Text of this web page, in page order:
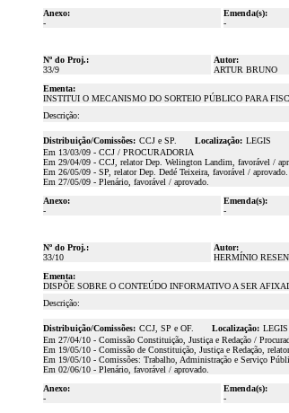
Anexo:
-
Emenda(s):
-
Nº do Proj.:
33/9
Autor:
ARTUR BRUNO
Ementa:
INSTITUI O MECANISMO DO SORTEIO PÚBLICO PARA
Descrição:
Distribuição/Comissões: CCJ e SP. Localização: LEGIS
Em 13/03/09 - CCJ / PROCURADORIA
Em 29/04/09 - CCJ, relator Dep. Welington Landim, favorável /
Em 26/05/09 - SP, relator Dep. Dedé Teixeira, favorável / aprovado.
Em 27/05/09 - Plenário, favorável / aprovado.
Anexo:
-
Emenda(s):
-
Nº do Proj.:
33/10
Autor:
HERMÍNIO
Ementa:
DISPÕE SOBRE O CONTEÚDO INFORMATIVO A SER
Descrição:
Distribuição/Comissões: CCJ, SP e OF. Localização: LEGIS
Em 27/04/10 - Comissão Constituição, Justiça e Redação /
Em 19/05/10 - Comissão de Constituição, Justiça e Redação,
Em 19/05/10 - Comissões: Trabalho, Administração e Serviço
Em 02/06/10 - Plenário, favorável / aprovado.
Anexo:
-
Emenda(s):
-